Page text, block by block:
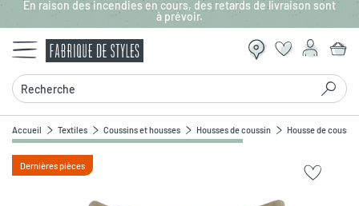
Aller au contenu principal
En raison des incendies en cours, des retards de livraison sont
à prévoir.
Recherche
Accueil Textiles Coussins et housses Housses de coussin Housse de
Dernières pièces